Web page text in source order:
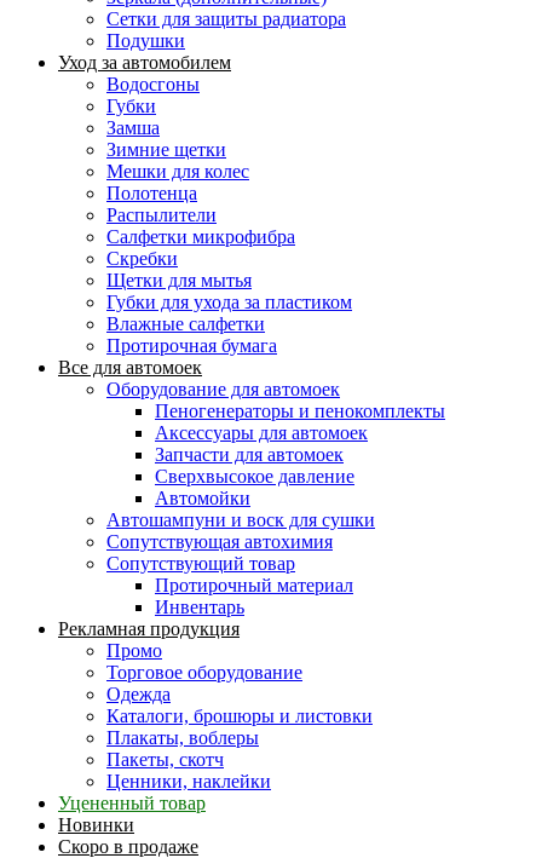
Сетки для защиты радиатора
Подушки
Уход за автомобилем
Водосгоны
Губки
Замша
Зимние щетки
Мешки для колес
Полотенца
Распылители
Салфетки микрофибра
Скребки
Щетки для мытья
Губки для ухода за пластиком
Влажные салфетки
Протирочная бумага
Все для автомоек
Оборудование для автомоек
Пеногенераторы и пенокомплекты
Аксессуары для автомоек
Запчасти для автомоек
Сверхвысокое давление
Автомойки
Автошампуни и воск для сушки
Сопутствующая автохимия
Сопутствующий товар
Протирочный материал
Инвентарь
Рекламная продукция
Промо
Торговое оборудование
Одежда
Каталоги, брошюры и листовки
Плакаты, воблеры
Пакеты, скотч
Ценники, наклейки
Уцененный товар
Новинки
Скоро в продаже